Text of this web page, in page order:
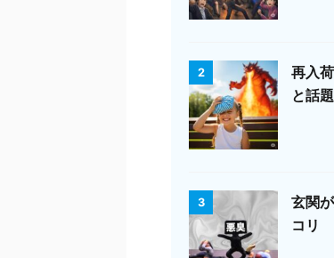
2
再入
と話題
3
玄関
コリ